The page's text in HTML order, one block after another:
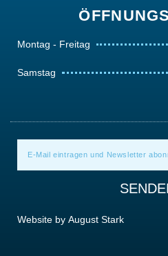
Montag - Freitag
Samstag
Website by August Stark